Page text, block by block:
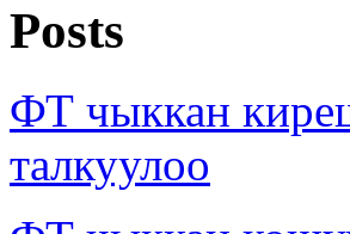
Posts
ФТ чыккан
талкуулоо